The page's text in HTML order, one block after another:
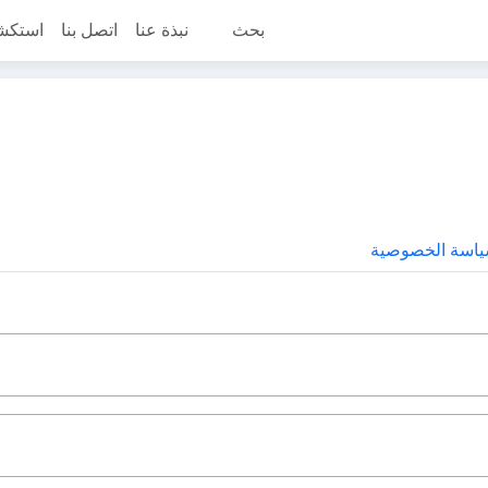
اتصل بنا نبذة عنا بحث
الخصوصية